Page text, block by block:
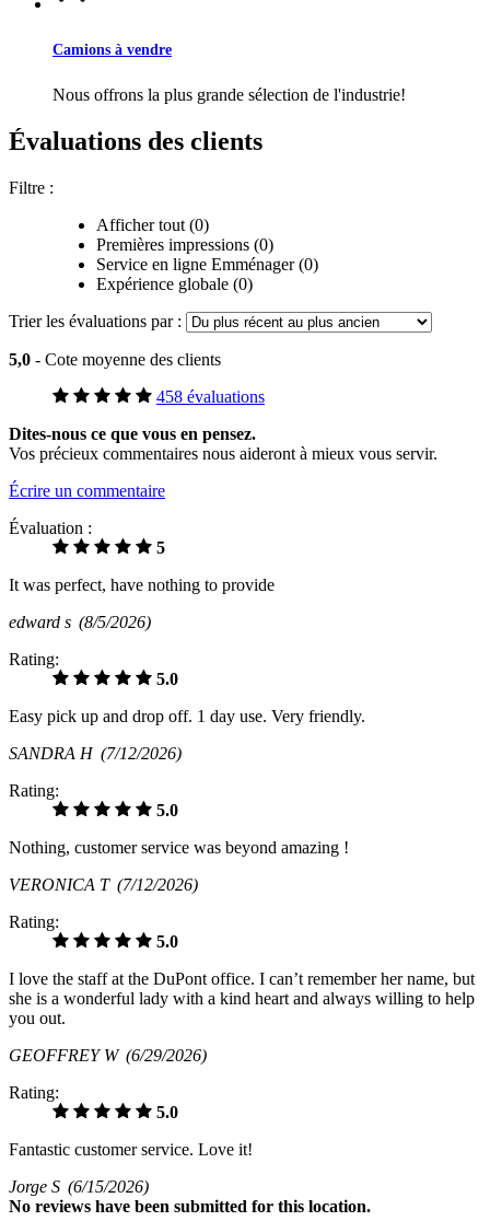
Camions à vendre
Nous offrons la plus grande sélection de l'industrie!
Évaluations des clients
Filtre :
Afficher tout (0)
Premières impressions (0)
Service en ligne Emménager (0)
Expérience globale (0)
Trier les évaluations par :
5,0 - Cote moyenne des clients
458 évaluations
Dites-nous ce que vous en pensez.
Vos précieux commentaires nous aideront à mieux vous servir.
Écrire un commentaire
Évaluation :
5
It was perfect, have nothing to provide
edward s (8/5/2026)
Rating:
5.0
Easy pick up and drop off. 1 day use. Very friendly.
SANDRA H (7/12/2026)
Rating:
5.0
Nothing, customer service was beyond amazing !
VERONICA T (7/12/2026)
Rating:
5.0
I love the staff at the DuPont office. I can’t remember her name, but
she is a wonderful lady with a kind heart and always willing to help
you out.
GEOFFREY W (6/29/2026)
Rating:
5.0
Fantastic customer service. Love it!
Jorge S (6/15/2026)
No reviews have been submitted for this location.